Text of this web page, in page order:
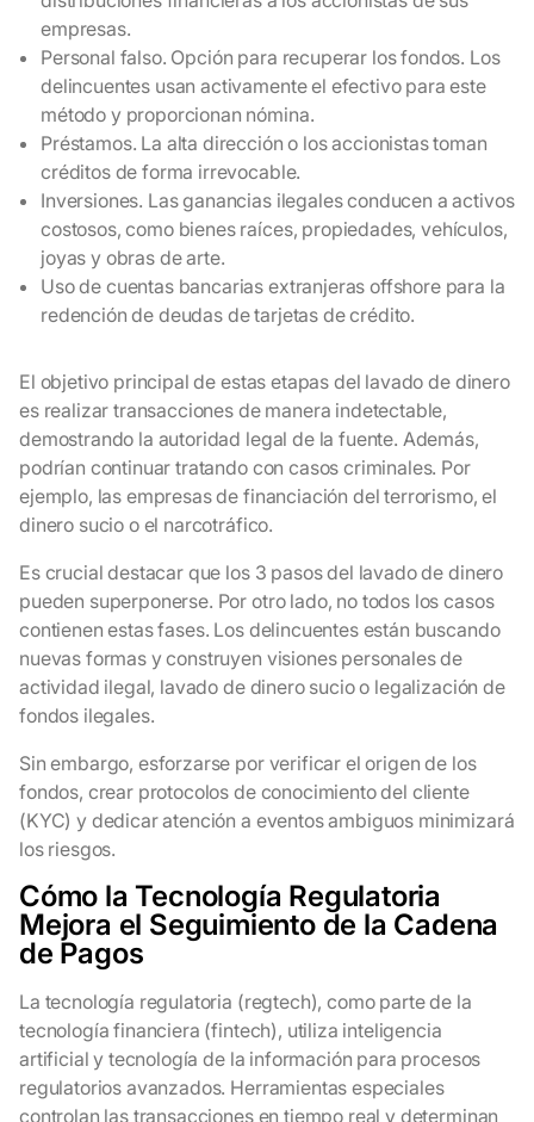
empresas.
Personal falso. Opción para recuperar los fondos. Los
delincuentes usan activamente el efectivo para este
método y proporcionan nómina.
Préstamos. La alta dirección o los accionistas toman
créditos de forma irrevocable.
Inversiones. Las ganancias ilegales conducen a activos
costosos, como bienes raíces, propiedades, vehículos,
joyas y obras de arte.
Uso de cuentas bancarias extranjeras offshore para la
redención de deudas de tarjetas de crédito.
El objetivo principal de estas etapas del lavado de dinero
es realizar transacciones de manera indetectable,
demostrando la autoridad legal de la fuente. Además,
podrían continuar tratando con casos criminales. Por
ejemplo, las empresas de financiación del terrorismo, el
dinero sucio o el narcotráfico.
Es crucial destacar que los 3 pasos del lavado de dinero
pueden superponerse. Por otro lado, no todos los casos
contienen estas fases. Los delincuentes están buscando
nuevas formas y construyen visiones personales de
actividad ilegal, lavado de dinero sucio o legalización de
fondos ilegales.
Sin embargo, esforzarse por verificar el origen de los
fondos, crear protocolos de conocimiento del cliente
(KYC) y dedicar atención a eventos ambiguos minimizará
los riesgos.
Cómo la Tecnología Regulatoria
Mejora el Seguimiento de la Cadena
de Pagos
La tecnología regulatoria (regtech), como parte de la
tecnología financiera (fintech), utiliza inteligencia
artificial y tecnología de la información para procesos
regulatorios avanzados. Herramientas especiales
controlan las transacciones en tiempo real y determinan